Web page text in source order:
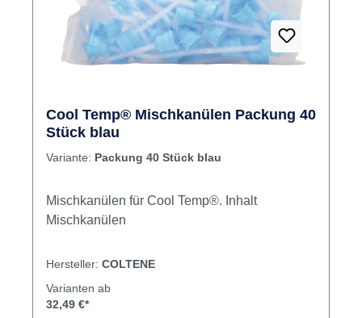
Cool Temp® Mischkanülen Packung 40
Stück blau
Variante: Packung 40 Stück blau
Mischkanülen für Cool Temp®. Inhalt
Mischkanülen
Hersteller: COLTENE
Varianten ab
32,49 €*